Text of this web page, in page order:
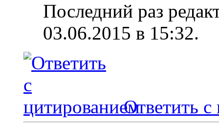
Последний раз
03.06.2015 в 15:32.
Ответить с